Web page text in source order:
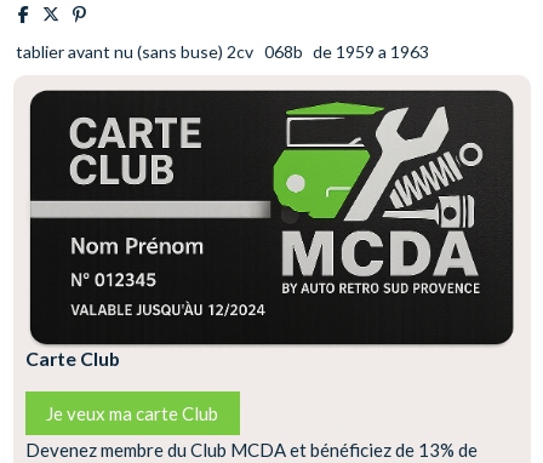
tablier avant nu (sans buse) 2cv 068b de 1959 a 1963
Carte Club
Je veux ma carte Club
Devenez membre du Club MCDA et bénéficiez de 13% de